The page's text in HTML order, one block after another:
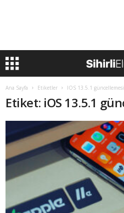
Ana Sayfa Etiketler IOS 13.5.1 güncellemesi
Etiket: iOS 13.5.1